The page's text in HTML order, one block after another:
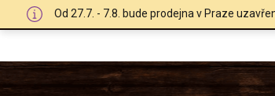
Od 27.7. - 7.8. bude prodejna v Praze